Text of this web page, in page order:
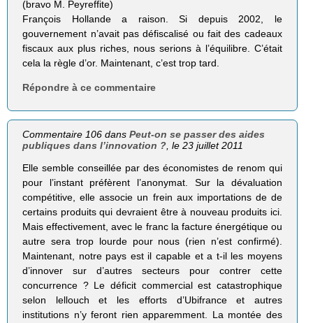
(bravo M. Peyreffite)
François Hollande a raison. Si depuis 2002, le
gouvernement n’avait pas défiscalisé ou fait des cadeaux
fiscaux aux plus riches, nous serions à l’équilibre. C’était
cela la règle d’or. Maintenant, c’est trop tard.
Répondre à ce commentaire
Commentaire 106 dansPeut-on se passer des aides
publiques dans l’innovation ? , le 23 juillet 2011
Elle semble conseillée par des économistes de renom qui
pour l’instant préfèrent l’anonymat. Sur la dévaluation
compétitive, elle associe un frein aux importations de de
certains produits qui devraient être à nouveau produits ici.
Mais effectivement, avec le franc la facture énergétique ou
autre sera trop lourde pour nous (rien n’est confirmé).
Maintenant, notre pays est il capable et a t-il les moyens
d’innover sur d’autres secteurs pour contrer cette
concurrence ? Le déficit commercial est catastrophique
selon lellouch et les efforts d’Ubifrance et autres
institutions n’y feront rien apparemment. La montée des